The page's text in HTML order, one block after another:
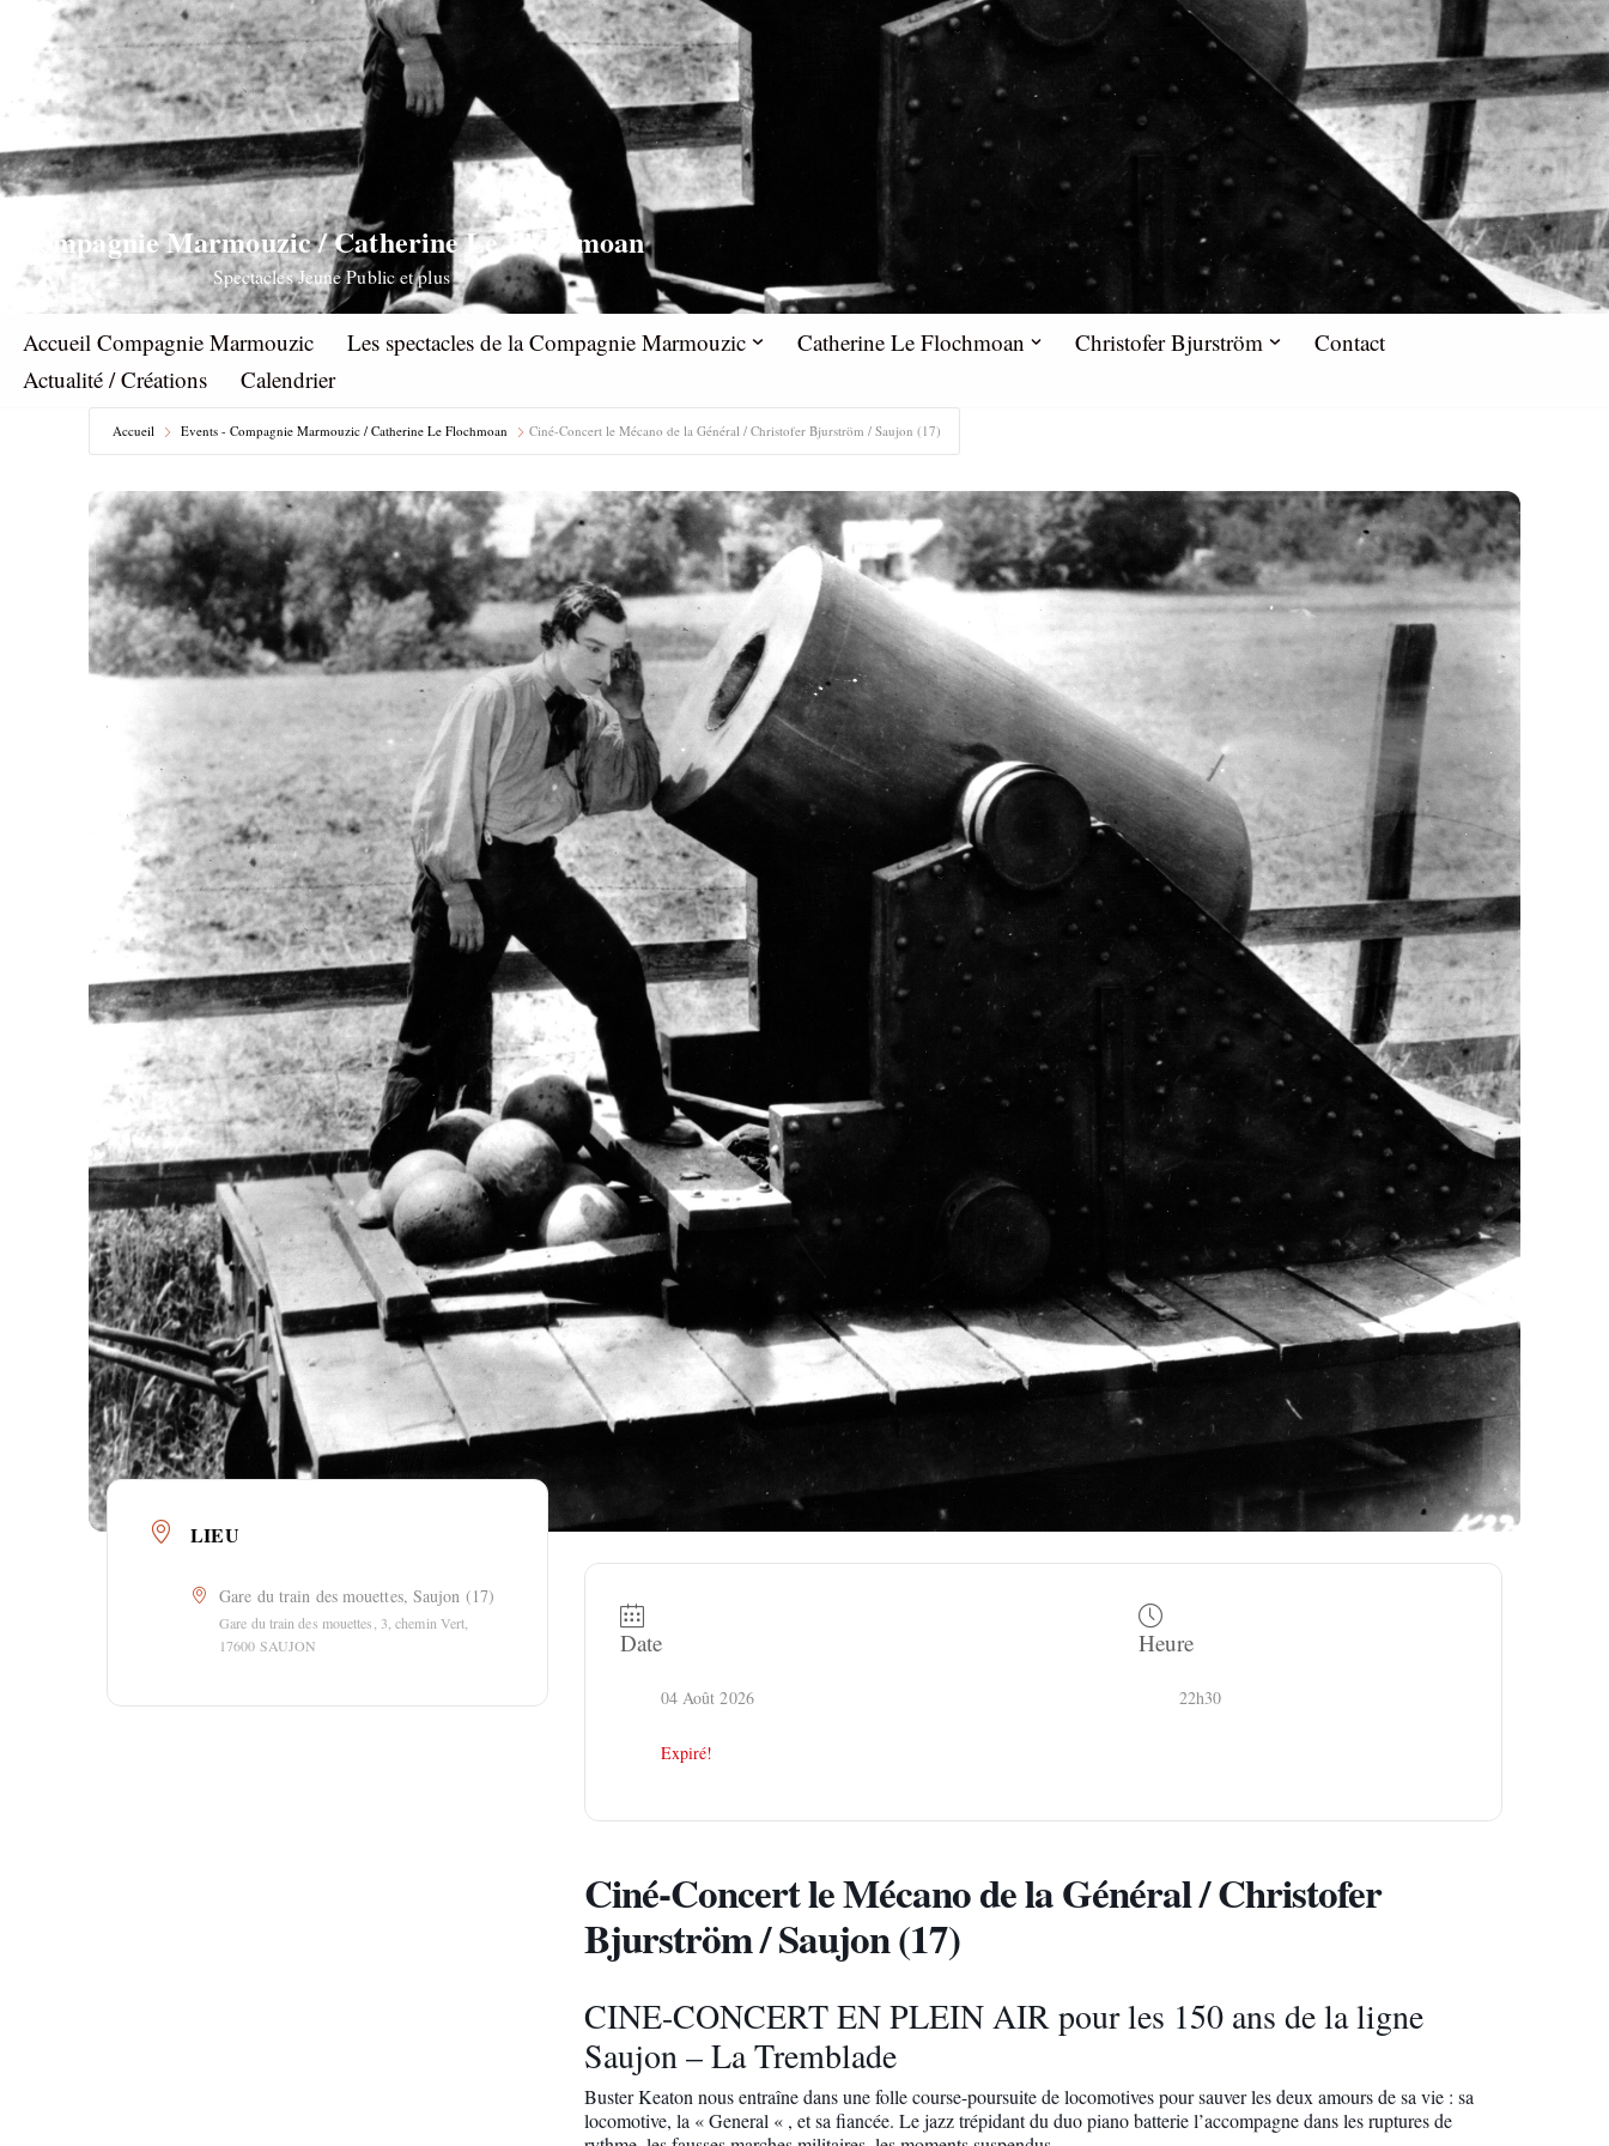
Aller
contenu
Compagnie Marmouzic / Catherine Le Flochmoan
Spectacles Jeune Public et plus
Accueil Compagnie Marmouzic Les spectacles de la Compagnie Marmouzic Catherine Le Flochmoan Christofer Bjurström
Contact
Actualité / Créations
Calendrier
Accueil Events - Compagnie Marmouzic / Catherine Le Flochmoan Ciné-Concert le Mécano de la Général / Christofer Bjurström / Saujon (17)
LIEU
Gare du train des mouettes, Saujon (17)
Gare du train des mouettes, 3, chemin Vert,
17600 SAUJON
Date
04 Août 2026
Expiré!
Heure
22h30
Ciné-Concert le Mécano de la Général / Christofer
Bjurström / Saujon (17)
CINE-CONCERT EN PLEIN AIR pour les 150 ans de la ligne
Saujon – La Tremblade
Buster Keaton nous entraîne dans une folle course-poursuite de locomotives pour sauver les deux amours de sa vie : sa
locomotive, la « General « , et sa fiancée. Le jazz trépidant du duo piano batterie l’accompagne dans les ruptures de